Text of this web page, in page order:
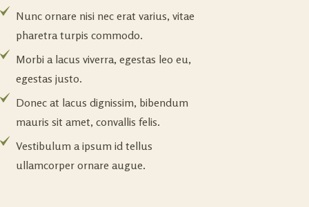
Nunc ornare nisi nec erat varius, vitae
pharetra turpis commodo.
Morbi a lacus viverra, egestas leo eu,
egestas justo.
Donec at lacus dignissim, bibendum
mauris sit amet, convallis felis.
Vestibulum a ipsum id tellus
ullamcorper ornare augue.